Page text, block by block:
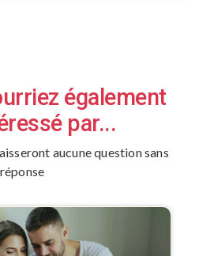
également
par...
aucune question sans
réponse